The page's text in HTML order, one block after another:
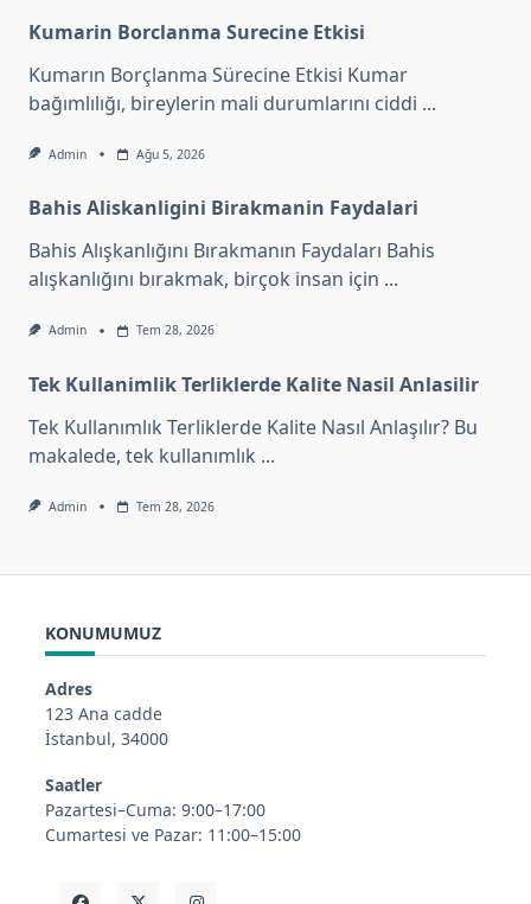
Kumarin Borclanma Surecine Etkisi
Kumarın Borçlanma Sürecine Etkisi Kumar
bağımlılığı, bireylerin mali durumlarını ciddi ...
Admin Ağu 5, 2026
Bahis Aliskanligini Birakmanin Faydalari
Bahis Alışkanlığını Bırakmanın Faydaları Bahis
alışkanlığını bırakmak, birçok insan için ...
Admin Tem 28, 2026
Tek Kullanimlik Terliklerde Kalite Nasil Anlasilir
Tek Kullanımlık Terliklerde Kalite Nasıl Anlaşılır? Bu
makalede, tek kullanımlık ...
Admin Tem 28, 2026
KONUMUMUZ
Adres
123 Ana cadde
İstanbul, 34000
Saatler
Pazartesi–Cuma: 9:00–17:00
Cumartesi ve Pazar: 11:00–15:00